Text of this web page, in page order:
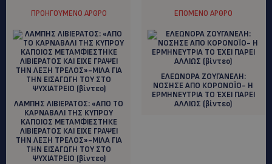
ΠΡΟΗΓΟΎΜΕΝΟ ΆΡΘΡΟ
ΛΑΜΠΗΣ ΛΙΒΙΕΡΑΤΟΣ: «ΑΠΟ ΤΟ
ΚΑΡΝΑΒΑΛΙ ΤΗΣ ΚΥΠΡΟΥ
ΚΑΠΟΙΟΣ ΜΕΤΑΜΦΙΕΣΤΗΚΕ
ΛΙΒΙΕΡΑΤΟΣ ΚΑΙ ΕΙΧΕ ΓΡΑΨΕΙ
ΤΗΝ ΛΕΞΗ ΤΡΕΛΟΣ»-ΜΙΛΑ ΓΙΑ
ΤΗΝ ΕΙΣΑΓΩΓΗ ΤΟΥ ΣΤΟ
ΨΥΧΙΑΤΡΕΙΟ (βίντεο)
ΕΠΌΜΕΝΟ ΆΡΘΡΟ
ΕΛΕΩΝΟΡΑ ΖΟΥΓΑΝΕΛΗ:
NΟΣΗΣΕ ΑΠΟ ΚΟΡΟΝΟΪΟ- Η
ΕΡΜΗΝΕΥΤΡΙΑ ΤΟ ΈΧΕΙ ΠΑΡΕΙ
ΑΛΛΙΩΣ (βίντεο)